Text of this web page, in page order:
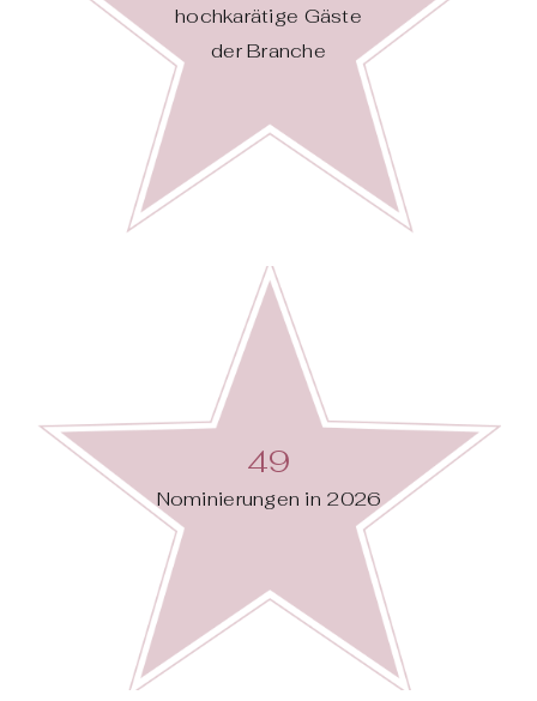
hochkarätige Gäste
der Branche
49
Nominierungen in 2026